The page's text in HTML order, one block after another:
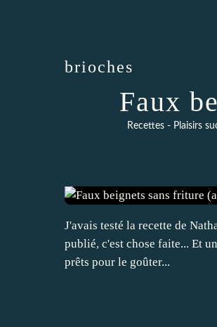
brioches
Faux
Recettes - Plaisirs
J'avais testé la recette de
publié, c'est chose faite... Et
prêts pour le goûter...